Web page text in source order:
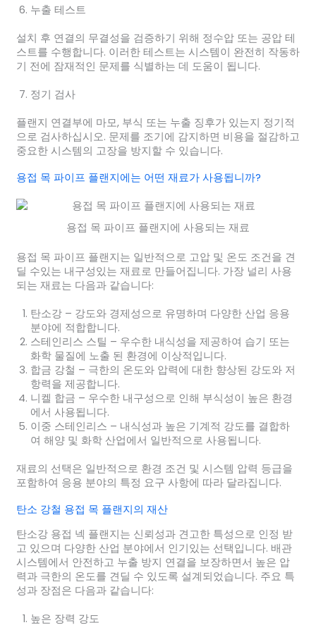
누출 테스트
설치 후 연결의 무결성을 검증하기 위해 정수압 또는 공압 테
스트를 수행합니다. 이러한 테스트는 시스템이 완전히 작동하
기 전에 잠재적인 문제를 식별하는 데 도움이 됩니다.
정기 검사
플랜지 연결부에 마모, 부식 또는 누출 징후가 있는지 정기적
으로 검사하십시오. 문제를 조기에 감지하면 비용을 절감하고
중요한 시스템의 고장을 방지할 수 있습니다.
용접 목 파이프 플랜지에는 어떤 재료가 사용됩니까?
용접 목 파이프 플랜지에 사용되는 재료
용접 목 파이프 플랜지는 일반적으로 고압 및 온도 조건을 견
딜 수있는 내구성있는 재료로 만들어집니다. 가장 널리 사용
되는 재료는 다음과 같습니다:
탄소강– 강도와 경제성으로 유명하며 다양한 산업 응용
분야에 적합합니다.
스테인리스 스틸 – 우수한 내식성을 제공하여 습기 또는
화학 물질에 노출 된 환경에 이상적입니다.
합금 강철 – 극한의 온도와 압력에 대한 향상된 강도와 저
항력을 제공합니다.
니켈 합금 – 우수한 내구성으로 인해 부식성이 높은 환경
에서 사용됩니다.
이중 스테인리스 – 내식성과 높은 기계적 강도를 결합하
여 해양 및 화학 산업에서 일반적으로 사용됩니다.
재료의 선택은 일반적으로 환경 조건 및 시스템 압력 등급을
포함하여 응용 분야의 특정 요구 사항에 따라 달라집니다.
탄소 강철 용접 목 플랜지의 재산
탄소강 용접 넥 플랜지는 신뢰성과 견고한 특성으로 인정 받
고 있으며 다양한 산업 분야에서 인기있는 선택입니다. 배관
시스템에서 안전하고 누출 방지 연결을 보장하면서 높은 압
력과 극한의 온도를 견딜 수 있도록 설계되었습니다. 주요 특
성과 장점은 다음과 같습니다:
높은 장력 강도